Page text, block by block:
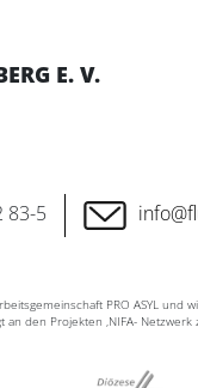
E. V.
83-5
PRO ASYL
an den Projekten ‚NIFA-